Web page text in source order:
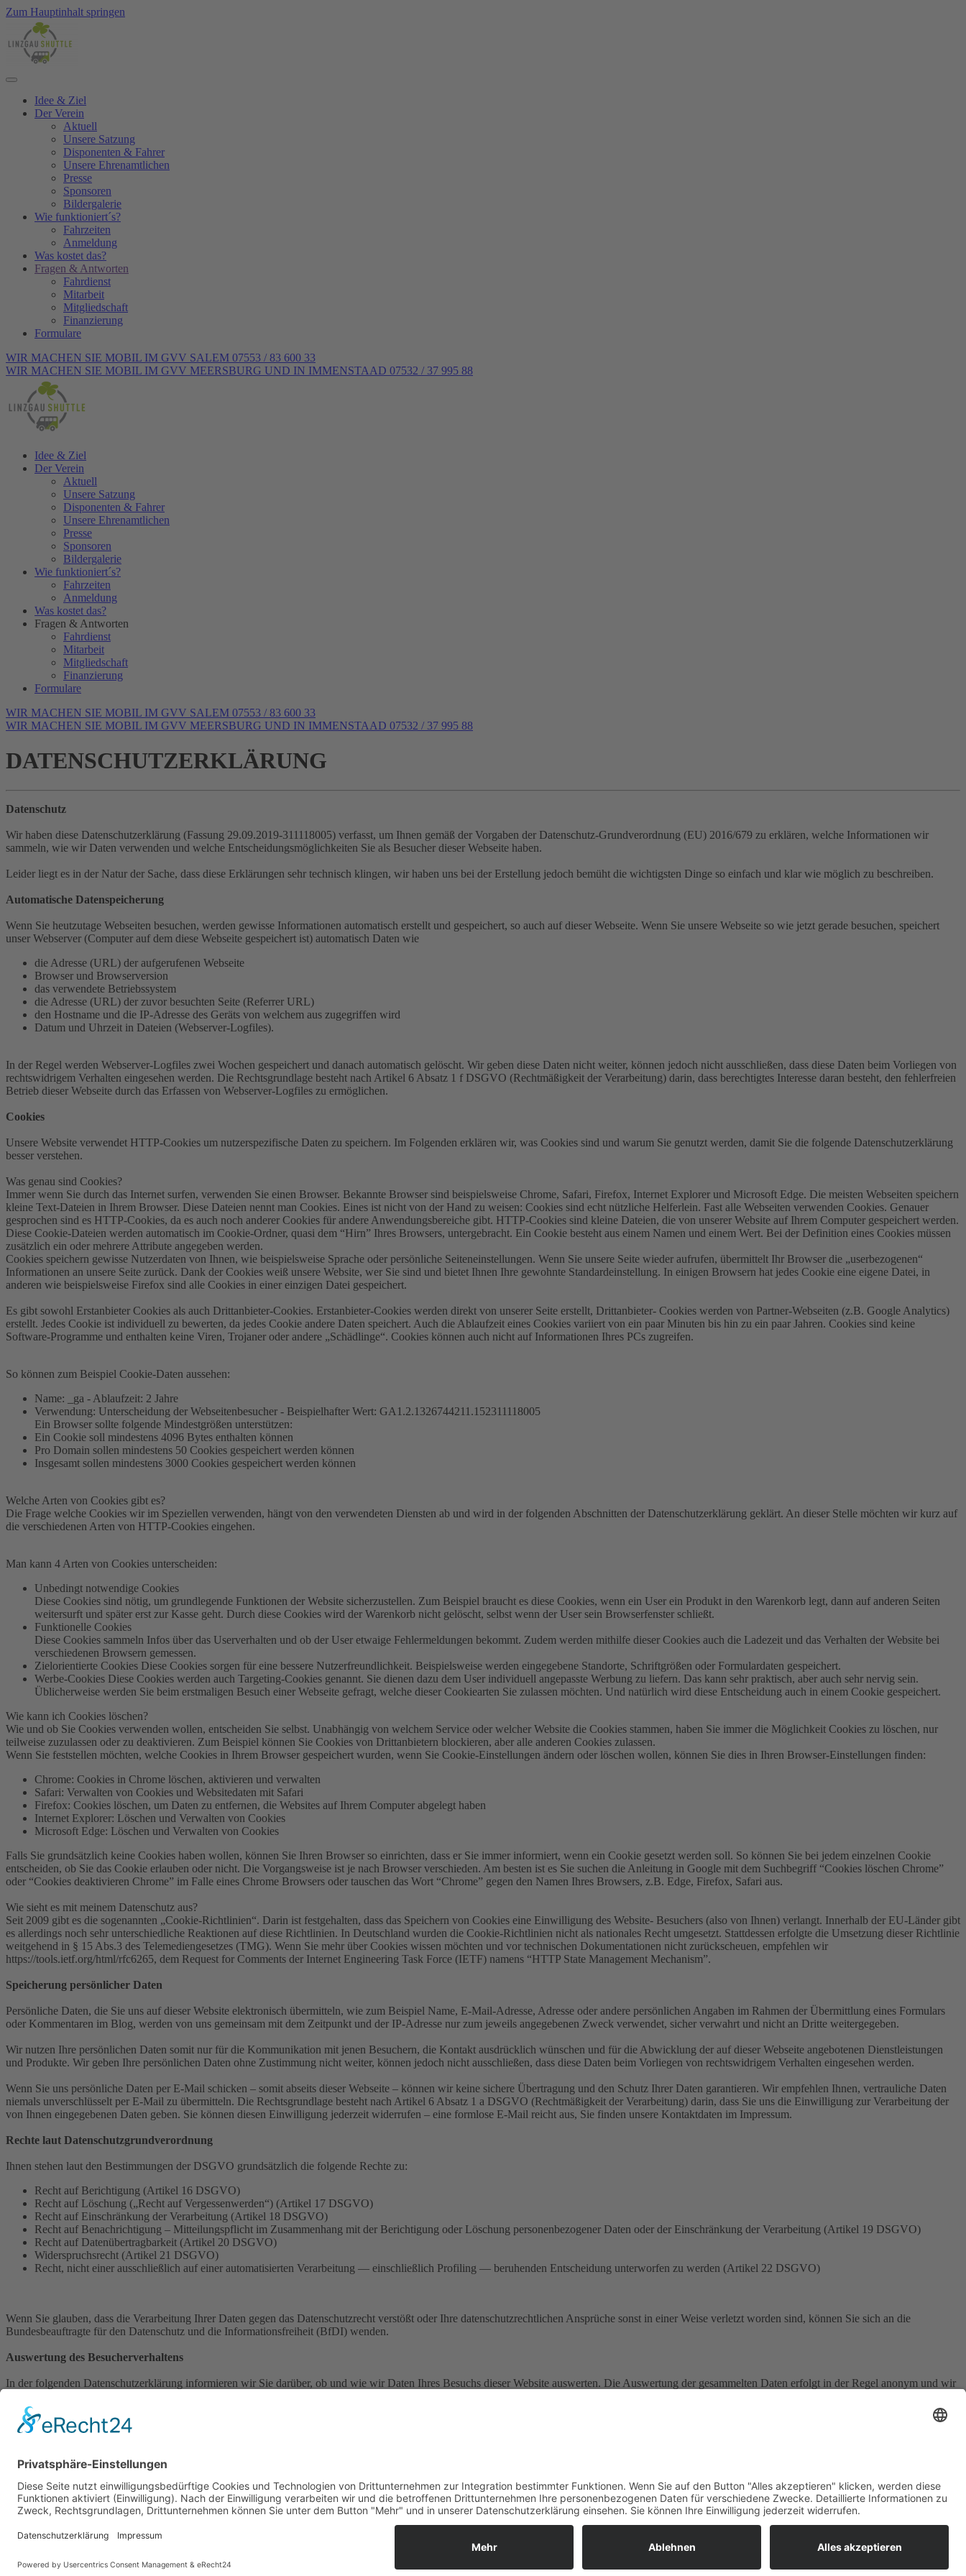
Zum Hauptinhalt springen
Idee & Ziel
Der Verein
Aktuell
Unsere Satzung
Disponenten & Fahrer
Unsere Ehrenamtlichen
Presse
Sponsoren
Bildergalerie
Wie funktioniert´s?
Fahrzeiten
Anmeldung
Was kostet das?
Fragen & Antworten
Fahrdienst
Mitarbeit
Mitgliedschaft
Finanzierung
Formulare
WIR MACHEN SIE MOBIL IM GVV SALEM 07553 / 83 600 33
WIR MACHEN SIE MOBIL IM GVV MEERSBURG UND IN IMMENSTAAD 07532 / 37 995 88
Idee & Ziel
Der Verein
Aktuell
Unsere Satzung
Disponenten & Fahrer
Unsere Ehrenamtlichen
Presse
Sponsoren
Bildergalerie
Wie funktioniert´s?
Fahrzeiten
Anmeldung
Was kostet das?
Fragen & Antworten
Fahrdienst
Mitarbeit
Mitgliedschaft
Finanzierung
Formulare
WIR MACHEN SIE MOBIL IM GVV SALEM 07553 / 83 600 33
WIR MACHEN SIE MOBIL IM GVV MEERSBURG UND IN IMMENSTAAD 07532 / 37 995 88
DATENSCHUTZERKLÄRUNG
Datenschutz
Wir haben diese Datenschutzerklärung (Fassung 29.09.2019-311118005) verfasst, um Ihnen gemäß der Vorgaben der Datenschutz-Grundverordnung (EU) 2016/679 zu erklären, welche Informationen wir
sammeln, wie wir Daten verwenden und welche Entscheidungsmöglichkeiten Sie als Besucher dieser Webseite haben.
Leider liegt es in der Natur der Sache, dass diese Erklärungen sehr technisch klingen, wir haben uns bei der Erstellung jedoch bemüht die wichtigsten Dinge so einfach und klar wie möglich zu beschreiben.
Automatische Datenspeicherung
Wenn Sie heutzutage Webseiten besuchen, werden gewisse Informationen automatisch erstellt und gespeichert, so auch auf dieser Webseite. Wenn Sie unsere Webseite so wie jetzt gerade besuchen, speichert
unser Webserver (Computer auf dem diese Webseite gespeichert ist) automatisch Daten wie
die Adresse (URL) der aufgerufenen Webseite
Browser und Browserversion
das verwendete Betriebssystem
die Adresse (URL) der zuvor besuchten Seite (Referrer URL)
den Hostname und die IP-Adresse des Geräts von welchem aus zugegriffen wird
Datum und Uhrzeit in Dateien (Webserver-Logfiles).
In der Regel werden Webserver-Logfiles zwei Wochen gespeichert und danach automatisch gelöscht. Wir geben diese Daten nicht weiter, können jedoch nicht ausschließen, dass diese Daten beim Vorliegen von
rechtswidrigem Verhalten eingesehen werden. Die Rechtsgrundlage besteht nach Artikel 6 Absatz 1 f DSGVO (Rechtmäßigkeit der Verarbeitung) darin, dass berechtigtes Interesse daran besteht, den fehlerfreien
Betrieb dieser Webseite durch das Erfassen von Webserver-Logfiles zu ermöglichen.
Cookies
Unsere Website verwendet HTTP-Cookies um nutzerspezifische Daten zu speichern. Im Folgenden erklären wir, was Cookies sind und warum Sie genutzt werden, damit Sie die folgende Datenschutzerklärung
besser verstehen.
Was genau sind Cookies?
Immer wenn Sie durch das Internet surfen, verwenden Sie einen Browser. Bekannte Browser sind beispielsweise Chrome, Safari, Firefox, Internet Explorer und Microsoft Edge. Die meisten Webseiten speichern
kleine Text-Dateien in Ihrem Browser. Diese Dateien nennt man Cookies. Eines ist nicht von der Hand zu weisen: Cookies sind echt nützliche Helferlein. Fast alle Webseiten verwenden Cookies. Genauer
gesprochen sind es HTTP-Cookies, da es auch noch anderer Cookies für andere Anwendungsbereiche gibt. HTTP-Cookies sind kleine Dateien, die von unserer Website auf Ihrem Computer gespeichert werden.
Diese Cookie-Dateien werden automatisch im Cookie-Ordner, quasi dem “Hirn” Ihres Browsers, untergebracht. Ein Cookie besteht aus einem Namen und einem Wert. Bei der Definition eines Cookies müssen
zusätzlich ein oder mehrere Attribute angegeben werden.
Cookies speichern gewisse Nutzerdaten von Ihnen, wie beispielsweise Sprache oder persönliche Seiteneinstellungen. Wenn Sie unsere Seite wieder aufrufen, übermittelt Ihr Browser die „userbezogenen“
Informationen an unsere Seite zurück. Dank der Cookies weiß unsere Website, wer Sie sind und bietet Ihnen Ihre gewohnte Standardeinstellung. In einigen Browsern hat jedes Cookie eine eigene Datei, in
anderen wie beispielsweise Firefox sind alle Cookies in einer einzigen Datei gespeichert.
Es gibt sowohl Erstanbieter Cookies als auch Drittanbieter-Cookies. Erstanbieter-Cookies werden direkt von unserer Seite erstellt, Drittanbieter- Cookies werden von Partner-Webseiten (z.B. Google Analytics)
erstellt. Jedes Cookie ist individuell zu bewerten, da jedes Cookie andere Daten speichert. Auch die Ablaufzeit eines Cookies variiert von ein paar Minuten bis hin zu ein paar Jahren. Cookies sind keine
Software-Programme und enthalten keine Viren, Trojaner oder andere „Schädlinge“. Cookies können auch nicht auf Informationen Ihres PCs zugreifen.
So können zum Beispiel Cookie-Daten aussehen:
Name: _ga - Ablaufzeit: 2 Jahre
Verwendung: Unterscheidung der Webseitenbesucher - Beispielhafter Wert: GA1.2.1326744211.152311118005
Ein Browser sollte folgende Mindestgrößen unterstützen:
Ein Cookie soll mindestens 4096 Bytes enthalten können
Pro Domain sollen mindestens 50 Cookies gespeichert werden können
Insgesamt sollen mindestens 3000 Cookies gespeichert werden können
Welche Arten von Cookies gibt es?
Die Frage welche Cookies wir im Speziellen verwenden, hängt von den verwendeten Diensten ab und wird in der folgenden Abschnitten der Datenschutzerklärung geklärt. An dieser Stelle möchten wir kurz auf
die verschiedenen Arten von HTTP-Cookies eingehen.
Man kann 4 Arten von Cookies unterscheiden:
Unbedingt notwendige Cookies
Diese Cookies sind nötig, um grundlegende Funktionen der Website sicherzustellen. Zum Beispiel braucht es diese Cookies, wenn ein User ein Produkt in den Warenkorb legt, dann auf anderen Seiten
weitersurft und später erst zur Kasse geht. Durch diese Cookies wird der Warenkorb nicht gelöscht, selbst wenn der User sein Browserfenster schließt.
Funktionelle Cookies
Diese Cookies sammeln Infos über das Userverhalten und ob der User etwaige Fehlermeldungen bekommt. Zudem werden mithilfe dieser Cookies auch die Ladezeit und das Verhalten der Website bei
verschiedenen Browsern gemessen.
Zielorientierte Cookies Diese Cookies sorgen für eine bessere Nutzerfreundlichkeit. Beispielsweise werden eingegebene Standorte, Schriftgrößen oder Formulardaten gespeichert.
Werbe-Cookies Diese Cookies werden auch Targeting-Cookies genannt. Sie dienen dazu dem User individuell angepasste Werbung zu liefern. Das kann sehr praktisch, aber auch sehr nervig sein.
Üblicherweise werden Sie beim erstmaligen Besuch einer Webseite gefragt, welche dieser Cookiearten Sie zulassen möchten. Und natürlich wird diese Entscheidung auch in einem Cookie gespeichert.
Wie kann ich Cookies löschen?
Wie und ob Sie Cookies verwenden wollen, entscheiden Sie selbst. Unabhängig von welchem Service oder welcher Website die Cookies stammen, haben Sie immer die Möglichkeit Cookies zu löschen, nur
teilweise zuzulassen oder zu deaktivieren. Zum Beispiel können Sie Cookies von Drittanbietern blockieren, aber alle anderen Cookies zulassen.
Wenn Sie feststellen möchten, welche Cookies in Ihrem Browser gespeichert wurden, wenn Sie Cookie-Einstellungen ändern oder löschen wollen, können Sie dies in Ihren Browser-Einstellungen finden:
Chrome: Cookies in Chrome löschen, aktivieren und verwalten
Safari: Verwalten von Cookies und Websitedaten mit Safari
Firefox: Cookies löschen, um Daten zu entfernen, die Websites auf Ihrem Computer abgelegt haben
Internet Explorer: Löschen und Verwalten von Cookies
Microsoft Edge: Löschen und Verwalten von Cookies
Falls Sie grundsätzlich keine Cookies haben wollen, können Sie Ihren Browser so einrichten, dass er Sie immer informiert, wenn ein Cookie gesetzt werden soll. So können Sie bei jedem einzelnen Cookie
entscheiden, ob Sie das Cookie erlauben oder nicht. Die Vorgangsweise ist je nach Browser verschieden. Am besten ist es Sie suchen die Anleitung in Google mit dem Suchbegriff “Cookies löschen Chrome”
oder “Cookies deaktivieren Chrome” im Falle eines Chrome Browsers oder tauschen das Wort “Chrome” gegen den Namen Ihres Browsers, z.B. Edge, Firefox, Safari aus.
Wie sieht es mit meinem Datenschutz aus?
Seit 2009 gibt es die sogenannten „Cookie-Richtlinien“. Darin ist festgehalten, dass das Speichern von Cookies eine Einwilligung des Website- Besuchers (also von Ihnen) verlangt. Innerhalb der EU-Länder gibt
es allerdings noch sehr unterschiedliche Reaktionen auf diese Richtlinien. In Deutschland wurden die Cookie-Richtlinien nicht als nationales Recht umgesetzt. Stattdessen erfolgte die Umsetzung dieser Richtlinie
weitgehend in § 15 Abs.3 des Telemediengesetzes (TMG). Wenn Sie mehr über Cookies wissen möchten und vor technischen Dokumentationen nicht zurückscheuen, empfehlen wir
https://tools.ietf.org/html/rfc6265, dem Request for Comments der Internet Engineering Task Force (IETF) namens “HTTP State Management Mechanism”.
Speicherung persönlicher Daten
Persönliche Daten, die Sie uns auf dieser Website elektronisch übermitteln, wie zum Beispiel Name, E-Mail-Adresse, Adresse oder andere persönlichen Angaben im Rahmen der Übermittlung eines Formulars
oder Kommentaren im Blog, werden von uns gemeinsam mit dem Zeitpunkt und der IP-Adresse nur zum jeweils angegebenen Zweck verwendet, sicher verwahrt und nicht an Dritte weitergegeben.
Wir nutzen Ihre persönlichen Daten somit nur für die Kommunikation mit jenen Besuchern, die Kontakt ausdrücklich wünschen und für die Abwicklung der auf dieser Webseite angebotenen Dienstleistungen
und Produkte. Wir geben Ihre persönlichen Daten ohne Zustimmung nicht weiter, können jedoch nicht ausschließen, dass diese Daten beim Vorliegen von rechtswidrigem Verhalten eingesehen werden.
Wenn Sie uns persönliche Daten per E-Mail schicken – somit abseits dieser Webseite – können wir keine sichere Übertragung und den Schutz Ihrer Daten garantieren. Wir empfehlen Ihnen, vertrauliche Daten
niemals unverschlüsselt per E-Mail zu übermitteln. Die Rechtsgrundlage besteht nach Artikel 6 Absatz 1 a DSGVO (Rechtmäßigkeit der Verarbeitung) darin, dass Sie uns die Einwilligung zur Verarbeitung der
von Ihnen eingegebenen Daten geben. Sie können diesen Einwilligung jederzeit widerrufen – eine formlose E-Mail reicht aus, Sie finden unsere Kontaktdaten im Impressum.
Rechte laut Datenschutzgrundverordnung
Ihnen stehen laut den Bestimmungen der DSGVO grundsätzlich die folgende Rechte zu:
Recht auf Berichtigung (Artikel 16 DSGVO)
Recht auf Löschung („Recht auf Vergessenwerden“) (Artikel 17 DSGVO)
Recht auf Einschränkung der Verarbeitung (Artikel 18 DSGVO)
Recht auf Benachrichtigung – Mitteilungspflicht im Zusammenhang mit der Berichtigung oder Löschung personenbezogener Daten oder der Einschränkung der Verarbeitung (Artikel 19 DSGVO)
Recht auf Datenübertragbarkeit (Artikel 20 DSGVO)
Widerspruchsrecht (Artikel 21 DSGVO)
Recht, nicht einer ausschließlich auf einer automatisierten Verarbeitung — einschließlich Profiling — beruhenden Entscheidung unterworfen zu werden (Artikel 22 DSGVO)
Wenn Sie glauben, dass die Verarbeitung Ihrer Daten gegen das Datenschutzrecht verstößt oder Ihre datenschutzrechtlichen Ansprüche sonst in einer Weise verletzt worden sind, können Sie sich an die
Bundesbeauftragte für den Datenschutz und die Informationsfreiheit (BfDI) wenden.
Auswertung des Besucherverhaltens
In der folgenden Datenschutzerklärung informieren wir Sie darüber, ob und wie wir Daten Ihres Besuchs dieser Website auswerten. Die Auswertung der gesammelten Daten erfolgt in der Regel anonym und wir
Datenschutzerklärung.
TLS-Verschlüsselung mit https
Wir verwenden https um Daten abhörsicher im Internet zu übertragen (Datenschutz durch Technikgestaltung Artikel 25 Absatz 1 DSGVO). Durch den Einsatz von TLS (Transport Layer Security), einem
Verschlüsselungsprotokoll zur sicheren Datenübertragung im Internet können wir den Schutz vertraulicher Daten sicherstellen. Sie erkennen die Benutzung dieser Absicherung der Datenübertragung am kleinen
Schloßsymbol links oben im Browser und der Verwendung des Schemas https (anstatt http) als Teil unserer Internetadresse.
Quelle: Erstellt mit dem Datenschutz Generator von AdSimple in Kooperation mit bauenwir.de
Impressum